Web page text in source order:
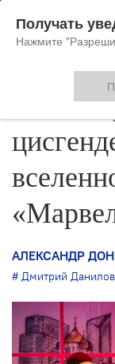
АЛЕКСАНДР
Дмитрий Данилов
Получать
Нажмите